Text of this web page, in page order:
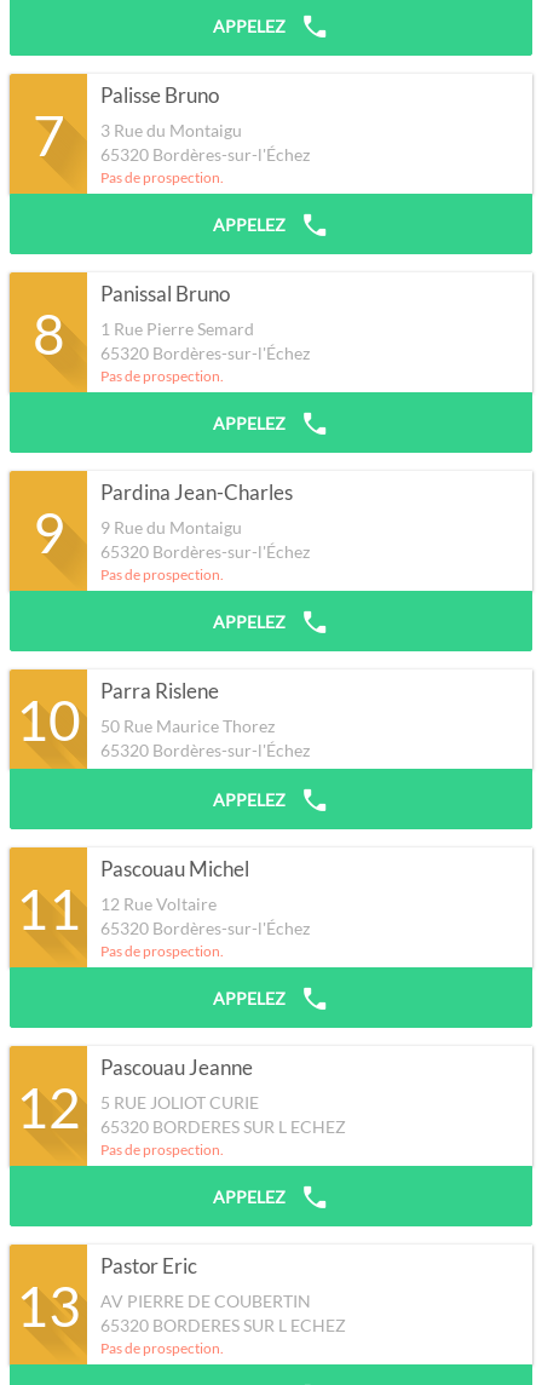
APPELEZ
7
Palisse Bruno
3 Rue du Montaigu
65320 Bordères-sur-l'Échez
Pas de prospection.
APPELEZ
8
Panissal Bruno
1 Rue Pierre Semard
65320 Bordères-sur-l'Échez
Pas de prospection.
APPELEZ
9
Pardina Jean-Charles
9 Rue du Montaigu
65320 Bordères-sur-l'Échez
Pas de prospection.
APPELEZ
10 Parra Rislene
50 Rue Maurice Thorez
65320 Bordères-sur-l'Échez
APPELEZ
11
Pascouau Michel
12 Rue Voltaire
65320 Bordères-sur-l'Échez
Pas de prospection.
APPELEZ
12
Pascouau Jeanne
5 RUE JOLIOT CURIE
65320 BORDERES SUR L ECHEZ
Pas de prospection.
APPELEZ
13
Pastor Eric
AV PIERRE DE COUBERTIN
65320 BORDERES SUR L ECHEZ
Pas de prospection.